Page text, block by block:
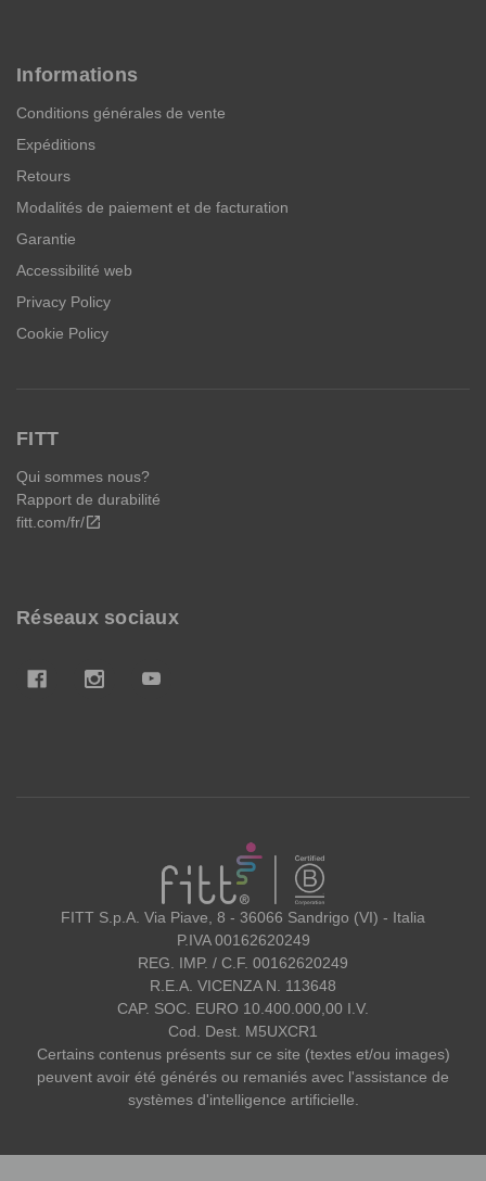
Informations
Conditions générales de vente
Expéditions
Retours
Modalités de paiement et de facturation
Garantie
Accessibilité web
Privacy Policy
Cookie Policy
FITT
Qui sommes nous?
Rapport de durabilité
fitt.com/fr/open_in_new
Réseaux sociaux
FITT
FITT S.p.A. Via Piave, 8 - 36066 Sandrigo (VI) - Italia
P.IVA 00162620249
REG. IMP. / C.F. 00162620249
R.E.A. VICENZA N. 113648
CAP. SOC. EURO 10.400.000,00 I.V.
Cod. Dest. M5UXCR1
Certains contenus présents sur ce site (textes et/ou images)
peuvent avoir été générés ou remaniés avec l'assistance de
systèmes d'intelligence artificielle.